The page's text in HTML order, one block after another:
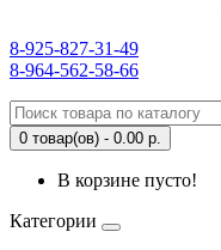
8-925-827-31-49
8-964-562-58-66
0 товар(ов) - 0.00 р.
В корзине пусто!
Категории